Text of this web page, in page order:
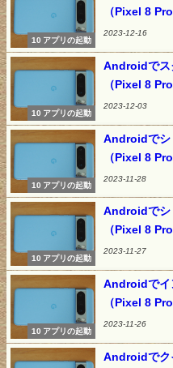
10 アプリの起動
（Pixel 8 Pro
2023-12-16
10 アプリの起動
Androidでス
（Pixel 8 Pro
2023-12-03
10 アプリの起動
Androidでシ
（Pixel 8 Pro
2023-11-28
10 アプリの起動
Androidでシ
（Pixel 8 Pro
2023-11-27
10 アプリの起動
Androidでイ
（Pixel 8 Pro
2023-11-26
Androidでク